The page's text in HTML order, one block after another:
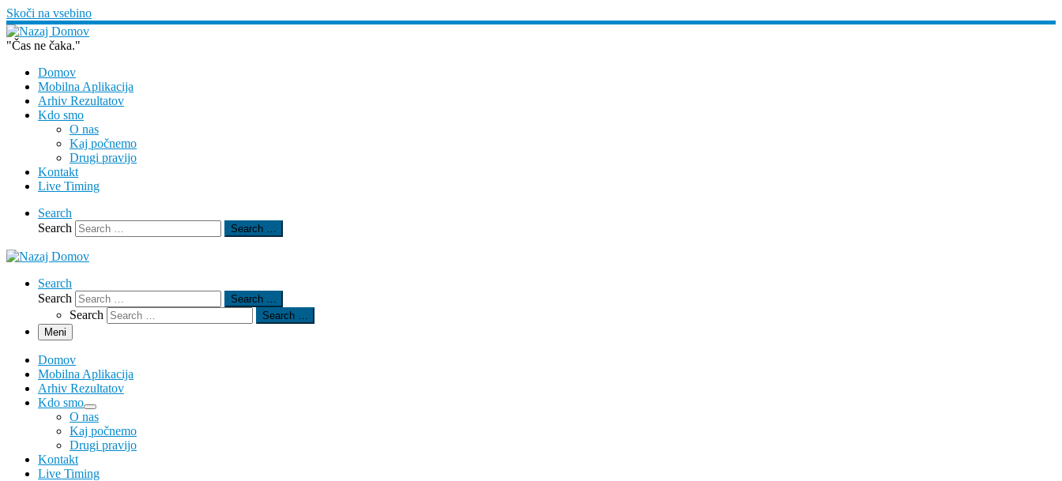
Skoči na vsebino
"Čas ne čaka."
Domov
Mobilna Aplikacija
Arhiv Rezultatov
Kdo smo
O nas
Kaj počnemo
Drugi pravijo
Kontakt
Live Timing
Search
Search
Search …
Search
Search
Search …
Search
Search …
Meni
Domov
Mobilna Aplikacija
Arhiv Rezultatov
Kdo smo
O nas
Kaj počnemo
Drugi pravijo
Kontakt
Live Timing